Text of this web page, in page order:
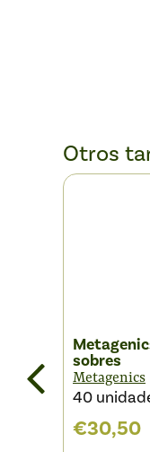
Otros
sobres
Metagenics
40
€30,50